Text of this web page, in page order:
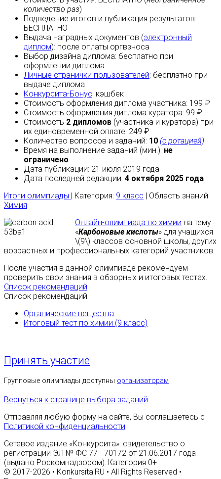
количество раз)
Подведение итогов и публикация результатов:
БЕСПЛАТНО
Выдача наградных документов (электронный
диплом): после оплаты оргвзноса
Выбор дизайна диплома: бесплатно при
оформлении диплома
Личные странички пользователей: бесплатно при
выдаче диплома
Конкурсита-Бонус: кэшбек
Стоимость оформления диплома участника: 199 ₽
Стоимость оформления диплома куратора: 99 ₽
Стоимость 2 дипломов (участника и куратора) при
их единовременной оплате: 249 ₽
Количество вопросов и заданий: 10 (с ротацией)
Время на выполнение заданий (мин.): не
ограничено
Дата публикации: 21 июля 2019 года
Дата последней редакции: 4 октября 2025 года
Итоги олимпиады
| Категория: 9 класс | Область знаний:
Химия
Онлайн-олимпиада по химии на тему
«Карбоновые кислоты» для учащихся
\(9\) классов основной школы, других
возрастных и профессиональных категорий участников.
После участия в данной олимпиаде рекомендуем
проверить свои знания в обзорных и итоговых тестах.
Список рекомендаций
Список рекомендаций
Органические вещества
Итоговый тест по химии (9 класс)
Принять участие
Групповые олимпиады доступны организаторам
Вернуться к странице выбора заданий
Отправляя любую форму на сайте, Вы соглашаетесь с
Политикой конфиденциальности
Сетевое издание «Конкурсита»: свидетельство о
регистрации ЭЛ № ФС 77 - 70172 от 21.06.2017 года
(выдано Роскомнадзором). Категория 0+
© 2017-2026 • Konkursita.RU • All Rights Reserved •